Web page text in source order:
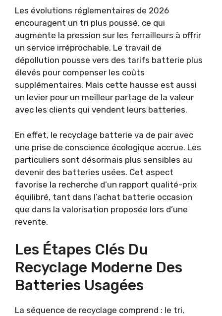
Les évolutions réglementaires de 2026
encouragent un tri plus poussé, ce qui
augmente la pression sur les ferrailleurs à offrir
un service irréprochable. Le travail de
dépollution pousse vers des tarifs batterie plus
élevés pour compenser les coûts
supplémentaires. Mais cette hausse est aussi
un levier pour un meilleur partage de la valeur
avec les clients qui vendent leurs batteries.
En effet, le recyclage batterie va de pair avec
une prise de conscience écologique accrue. Les
particuliers sont désormais plus sensibles au
devenir des batteries usées. Cet aspect
favorise la recherche d’un rapport qualité-prix
équilibré, tant dans l’achat batterie occasion
que dans la valorisation proposée lors d’une
revente.
Les Étapes Clés Du
Recyclage Moderne Des
Batteries Usagées
La séquence de recyclage comprend : le tri,